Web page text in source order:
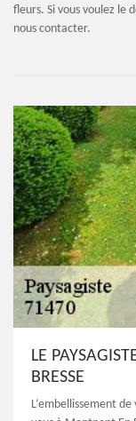
fleurs. Si vous voulez le
nous contacter.
LE
BRESSE
L’embellissement